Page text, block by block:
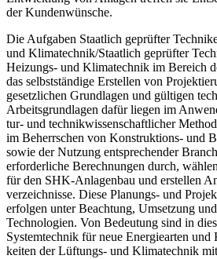
der Kundenwünsche.
Die Aufgaben Staatlich geprüfter
und Klimatechnik/Staatlich geprüfter
Heizungs- und Klimatechnik im Bereich
das selbstständige Erstellen von
gesetzlichen Grundlagen und gültigen
Arbeitsgrundlagen dafür liegen im
tur- und technikwissenschaftlicher
im Beherrschen von Konstruktions- und
sowie der Nutzung entsprechender
erforderliche Berechnungen durch,
für den SHK-Anlagenbau und erstellen
verzeichnisse. Diese Planungs- und
erfolgen unter Beach­tung, Umsetzung
Technologien. Von Bedeutung sind in
Systemtechnik für neue Energiearten
keiten der Lüftungs- und Klimatechnik